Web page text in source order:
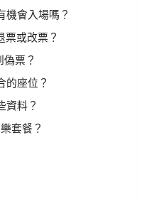
機會入場嗎？
票或改票？
偽票？
的座位？
資料？
套餐？